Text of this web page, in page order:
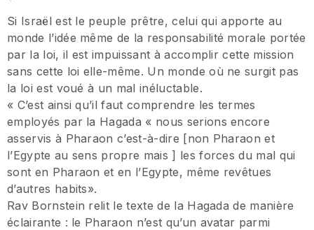
Si Israël est le peuple prêtre, celui qui apporte au
monde l’idée même de la responsabilité morale portée
par la loi, il est impuissant à accomplir cette mission
sans cette loi elle-même. Un monde où ne surgit pas
la loi est voué à un mal inéluctable.
« C’est ainsi qu’il faut comprendre les termes
employés par la Hagada « nous serions encore
asservis à Pharaon c’est-à-dire [non Pharaon et
l’Egypte au sens propre mais ] les forces du mal qui
sont en Pharaon et en l’Egypte, même revêtues
d’autres habits».
Rav Bornstein relit le texte de la Hagada de manière
éclairante : le Pharaon n’est qu’un avatar parmi